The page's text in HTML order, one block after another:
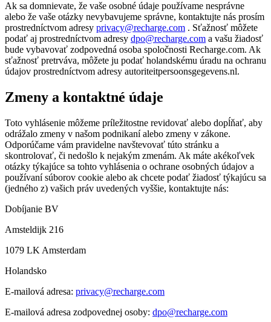
Ak sa domnievate, že vaše osobné údaje používame nesprávne
alebo že vaše otázky nevybavujeme správne, kontaktujte nás prosím
prostredníctvom adresy privacy@recharge.com . Sťažnosť môžete
podať aj prostredníctvom adresy dpo@recharge.com a vašu žiadosť
bude vybavovať zodpovedná osoba spoločnosti Recharge.com. Ak
sťažnosť pretrváva, môžete ju podať holandskému úradu na ochranu
údajov prostredníctvom adresy autoriteitpersoonsgegevens.nl.
Zmeny a kontaktné údaje
Toto vyhlásenie môžeme príležitostne revidovať alebo dopĺňať, aby
odrážalo zmeny v našom podnikaní alebo zmeny v zákone.
Odporúčame vám pravidelne navštevovať túto stránku a
skontrolovať, či nedošlo k nejakým zmenám. Ak máte akékoľvek
otázky týkajúce sa tohto vyhlásenia o ochrane osobných údajov a
používaní súborov cookie alebo ak chcete podať žiadosť týkajúcu sa
(jedného z) vašich práv uvedených vyššie, kontaktujte nás:
Dobíjanie BV
Amsteldijk 216
1079 LK Amsterdam
Holandsko
E-mailová adresa: privacy@recharge.com
E-mailová adresa zodpovednej osoby: dpo@recharge.com